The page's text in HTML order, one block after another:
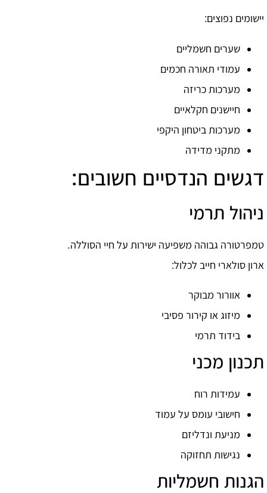
יישומים נפוצים:
שערים חשמליים
עמודי תאורה חכמים
מערכות כריזה
חיישנים חקלאיים
מערכות ביטחון היקפי
מתקני מדידה
דגשים הנדסיים חשובים:
ניהול תרמי
טמפרטורה גבוהה משפיעה ישירות על חיי הסוללה.
ארון סולארי חייב לכלול:
אוורור מבוקר
מיזוג או קירור פסיבי
בידוד תרמי
תכנון מכני
עמידות רוח
חישובי עומס על עמוד
מניעת ונדליזם
נגישות תחזוקה
הגנות חשמליות